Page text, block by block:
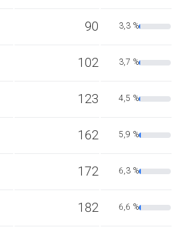
90 3,3 %
102 3,7 %
123 4,5 %
162 5,9 %
172 6,3 %
182 6,6 %